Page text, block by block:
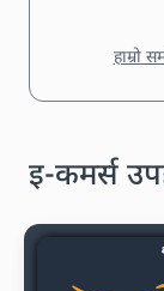
हाम्रो
इ-कमर्स